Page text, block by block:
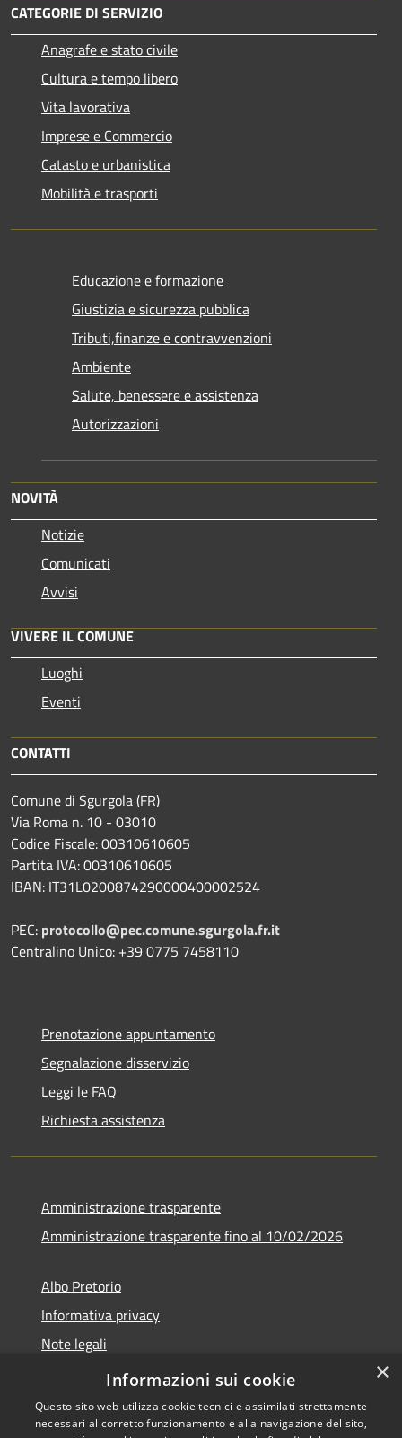
CATEGORIE DI SERVIZIO
Anagrafe e stato civile
Cultura e tempo libero
Vita lavorativa
Imprese e Commercio
Catasto e urbanistica
Mobilità e trasporti
Educazione e formazione
Giustizia e sicurezza pubblica
Tributi,finanze e contravvenzioni
Ambiente
Salute, benessere e assistenza
Autorizzazioni
NOVITÀ
Notizie
Comunicati
Avvisi
VIVERE IL COMUNE
Luoghi
Eventi
CONTATTI
Comune di Sgurgola (FR)
Via Roma n. 10 - 03010
Codice Fiscale: 00310610605
Partita IVA: 00310610605
IBAN: IT31L0200874290000400002524
PEC: protocollo@pec.comune.sgurgola.fr.it
Centralino Unico: +39 0775 7458110
Prenotazione appuntamento
Segnalazione disservizio
Leggi le FAQ
Richiesta assistenza
Amministrazione trasparente
Amministrazione trasparente fino al 10/02/2026
Albo Pretorio
Informativa privacy
Note legali
Dichiarazione di accessibilità
×
Informazioni sui cookie
Questo sito web utilizza cookie tecnici e assimilati strettamente
necessari al corretto funzionamento e alla navigazione del sito,